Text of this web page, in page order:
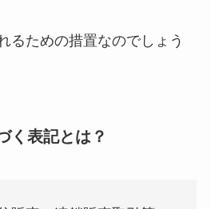
るための措置なのでしょう
く表記とは？